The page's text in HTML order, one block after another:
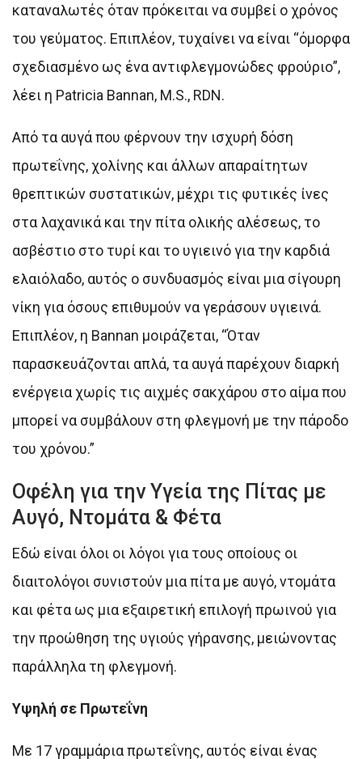
καταναλωτές όταν πρόκειται να συμβεί ο χρόνος
του γεύματος. Επιπλέον, τυχαίνει να είναι “όμορφα
σχεδιασμένο ως ένα αντιφλεγμονώδες φρούριο”,
λέει η Patricia Bannan, M.S., RDN.
Από τα αυγά που φέρνουν την ισχυρή δόση
πρωτεΐνης, χολίνης και άλλων απαραίτητων
θρεπτικών συστατικών, μέχρι τις φυτικές ίνες
στα λαχανικά και την πίτα ολικής αλέσεως, το
ασβέστιο στο τυρί και το υγιεινό για την καρδιά
ελαιόλαδο, αυτός ο συνδυασμός είναι μια σίγουρη
νίκη για όσους επιθυμούν να γεράσουν υγιεινά.
Επιπλέον, η Bannan μοιράζεται, “Όταν
παρασκευάζονται απλά, τα αυγά παρέχουν διαρκή
ενέργεια χωρίς τις αιχμές σακχάρου στο αίμα που
μπορεί να συμβάλουν στη φλεγμονή με την πάροδο
του χρόνου.”
Οφέλη για την Υγεία της Πίτας με
Αυγό, Ντομάτα & Φέτα
Εδώ είναι όλοι οι λόγοι για τους οποίους οι
διαιτολόγοι συνιστούν μια πίτα με αυγό, ντομάτα
και φέτα ως μια εξαιρετική επιλογή πρωινού για
την προώθηση της υγιούς γήρανσης, μειώνοντας
παράλληλα τη φλεγμονή.
Υψηλή σε Πρωτεΐνη
Με 17 γραμμάρια πρωτεΐνης, αυτός είναι ένας